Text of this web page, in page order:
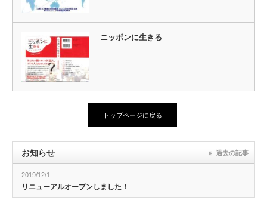
ニッポンに生きる
トップページに戻る
お知らせ
2019/12/1
リニューアルオープンしました！
過去の記事